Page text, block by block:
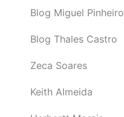
Blog Miguel Pinheiro
Blog Thales Castro
Zeca Soares
Keith Almeida